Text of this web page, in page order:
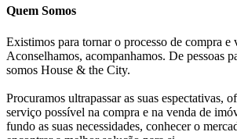
Quem Somos
Existimos para tornar o processo de compra e
Aconselhamos, acompanhamos. De pessoas
somos House & the City.
Procuramos ultrapassar as suas espectativas,
serviço possível na compra e na venda de
fundo as suas necessidades, conhecer o